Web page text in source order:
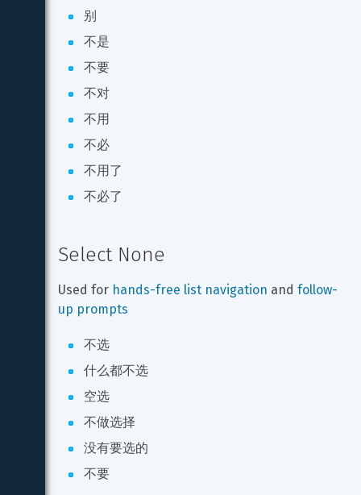
别
不是
不要
不对
不用
不必
不用了
不必了
Select None
Used for hands-free list navigation and follow-
up prompts
不选
什么都不选
空选
不做选择
没有要选的
不要